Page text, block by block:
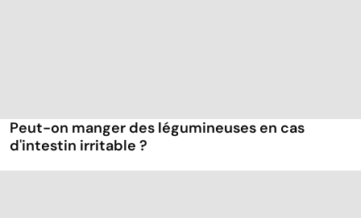
Peut-on manger des légumineuses en cas
d'intestin irritable ?